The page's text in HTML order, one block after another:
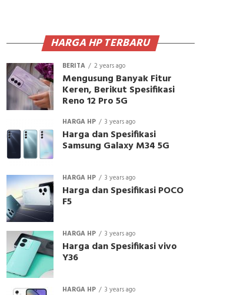
HARGA HP TERBARU
BERITA 2 years ago
Mengusung Banyak Fitur
Keren, Berikut Spesifikasi
Reno 12 Pro 5G
HARGA HP 3 years ago
Harga dan Spesifikasi
Samsung Galaxy M34 5G
HARGA HP 3 years ago
Harga dan Spesifikasi POCO
F5
HARGA HP 3 years ago
Harga dan Spesifikasi vivo
Y36
HARGA HP 3 years ago